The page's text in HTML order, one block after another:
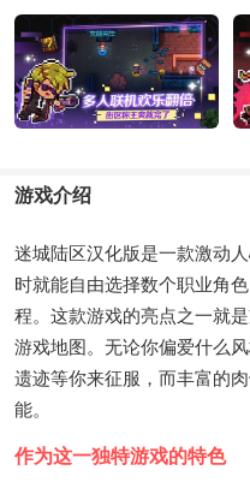
游戏介绍
迷城陆区汉化版是一款激动
时就能自由选择数个职业角
程。这款游戏的亮点之一就
游戏地图。无论你偏爱什么
遗迹等你来征服，而丰富的
能。
作为这一独特游戏的特色